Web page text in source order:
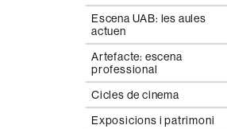
Escena UAB: les aules
actuen
Artefacte: escena
professional
Cicles de cinema
Exposicions i patrimoni